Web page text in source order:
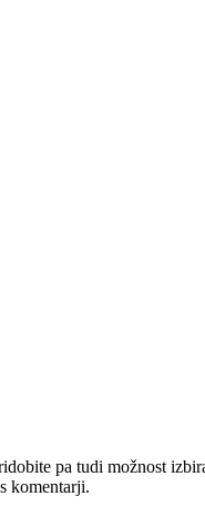
pa tudi možnost
komentarji.